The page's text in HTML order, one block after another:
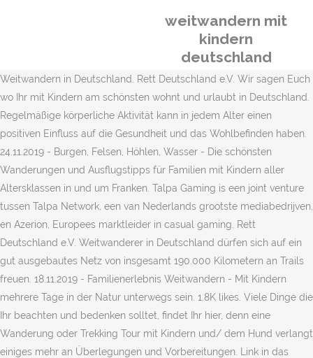
weitwandern mit
kindern
deutschland
Weitwandern in Deutschland. Rett Deutschland e.V. Wir sagen Euch
wo Ihr mit Kindern am schönsten wohnt und urlaubt in Deutschland.
Regelmäßige körperliche Aktivität kann in jedem Alter einen
positiven Einfluss auf die Gesundheit und das Wohlbefinden haben.
24.11.2019 - Burgen, Felsen, Höhlen, Wasser - Die schönsten
Wanderungen und Ausflugstipps für Familien mit Kindern aller
Altersklassen in und um Franken. Talpa Gaming is een joint venture
tussen Talpa Network, een van Nederlands grootste mediabedrijven,
en Azerion, Europees marktleider in casual gaming. Rett
Deutschland e.V. Weitwanderer in Deutschland dürfen sich auf ein
gut ausgebautes Netz von insgesamt 190.000 Kilometern an Trails
freuen. 18.11.2019 - Familienerlebnis Weitwandern - Mit Kindern
mehrere Tage in der Natur unterwegs sein. 1.8K likes. Viele Dinge die
Ihr beachten und bedenken solltet, findet Ihr hier, denn eine
Wanderung oder Trekking Tour mit Kindern und/ dem Hund verlangt
einiges mehr an Überlegungen und Vorbereitungen. Link in das